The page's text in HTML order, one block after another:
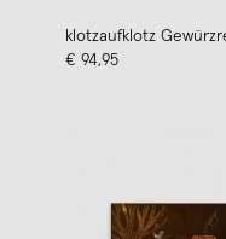
klotzaufklotz
€ 94,95